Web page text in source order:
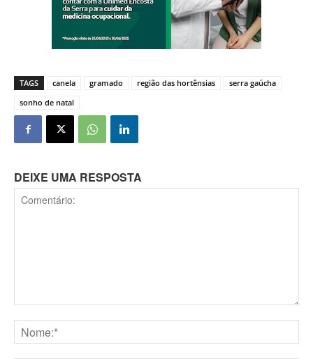
TAGS canela gramado região das hortênsias
serra gaúcha
sonho de natal
DEIXE UMA RESPOSTA